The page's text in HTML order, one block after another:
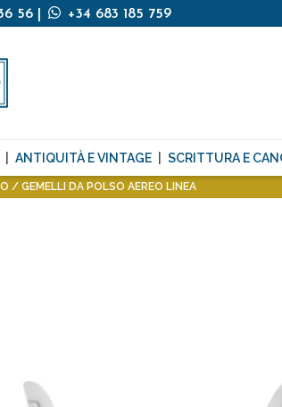
56 +34 683 185 759
ANTIQUITÀ E VINTAGE SCRITTURA E
GEMELLI DA POLSO AEREO LINEA